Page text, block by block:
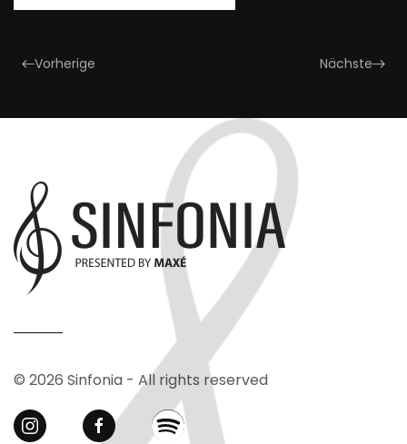
Vorherige Nächste
© 2026 Sinfonia - All rights reserved